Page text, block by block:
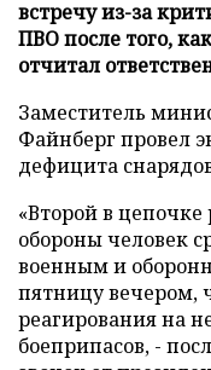
встречу из-за
ПВО после того,
отчитал
Заместитель
Файнберг провел
дефицита
«Второй в цепочке
обороны человек
военным и
пятницу вечером,
реагирования на
боеприпасов, -